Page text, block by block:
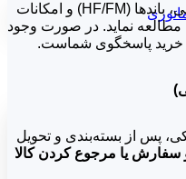
از ثبت سفارش، تمامی مشخصات فنی، باندها (HF/FM) و امکانات
نماید. در صورت وجود
خرید پاسخگوی شماست.
پس از بسته‌بندی و تحویل
سفارش یا مرجوع کردن کالا